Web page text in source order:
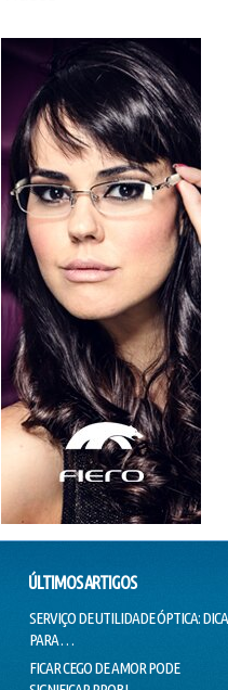
ÚLTIMOS ARTIGOS
SERVIÇO DE UTILIDADE ÓPTICA:
PARA …
FICAR CEGO DE AMOR PODE